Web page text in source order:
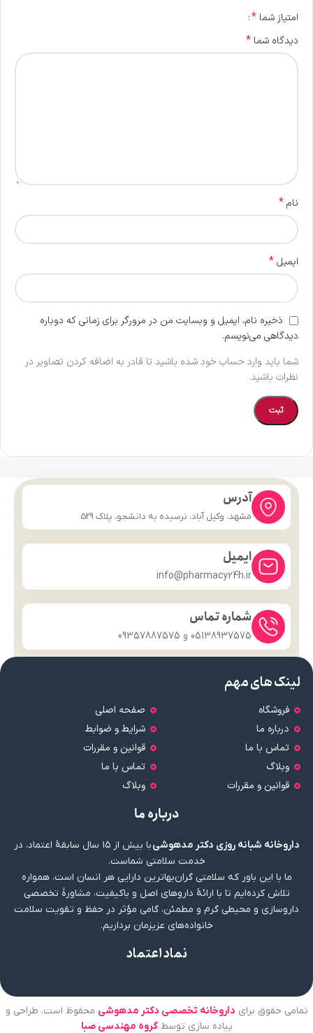
امتیاز شما *
دیدگاه شما *
نام*
ایمیل*
ذخیره نام، ایمیل و وبسایت من در مرورگر برای زمانی که دوباره
دیدگاهی می‌نویسم.
شما باید وارد حساب خود شده باشید تا قادر به اضافه کردن تصاویر در
نظرات باشید.
آدرس
مشهد، وکیل آباد، نرسیده به دانشجو، پلاک 529
ایمیل
info@pharmacy24h.ir
شماره تماس
05138937575 و 09357887575
لینک های مهم
فروشگاه
درباره ما
تماس با ما
وبلاگ
قوانین و مقررات
صفحه اصلی
شرایط و ضوابط
قوانین و مقررات
تماس با ما
وبلاگ
درباره ما
داروخانه شبانه روزی دکتر مدهوشی
با بیش از ۱۵ سال سابقهٔ اعتماد، در
خدمت سلامتی شماست.
ما با این باور که سلامتی گران‌بهاترین دارایی هر انسان است، همواره
تلاش کرده‌ایم تا با ارائهٔ داروهای اصل و باکیفیت، مشاورهٔ تخصصی
داروسازی و محیطی گرم و مطمئن، گامی مؤثر در حفظ و تقویت سلامت
خانواده‌های عزیزمان برداریم.
نماد اعتماد
تمامی حقوق برای داروخانه تخصصی دکتر مدهوشی محفوظ است. طراحی و
پیاده سازی توسطگروه مهندسی صبا